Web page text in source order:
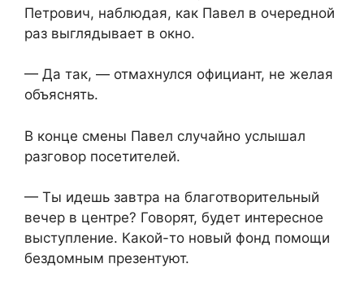
Петрович, наблюдая, как Павел в очередной
раз выглядывает в окно.
— Да так, — отмахнулся официант, не желая
объяснять.
В конце смены Павел случайно услышал
разговор посетителей.
— Ты идешь завтра на благотворительный
вечер в центре? Говорят, будет интересное
выступление. Какой-то новый фонд помощи
бездомным презентуют.